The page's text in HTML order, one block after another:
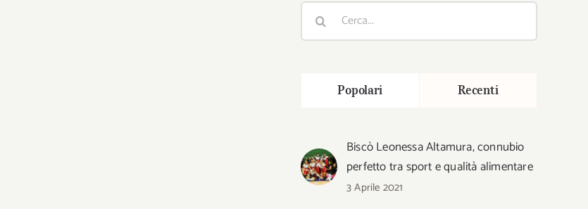
Cerca
per:
Popolari Recenti
Biscò Leonessa Altamura, connubio
perfetto tra sport e qualità alimentare
3 Aprile 2021